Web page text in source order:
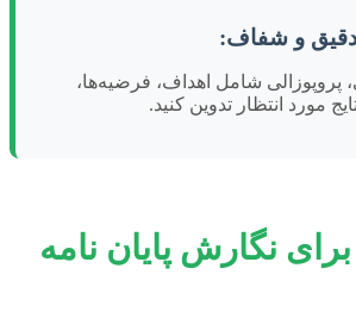
دقیق و شفاف:
پروپوزالی شامل اهداف، فرضیه‌ها،
مورد انتظار تدوین کنید.
نگارش پایان نامه